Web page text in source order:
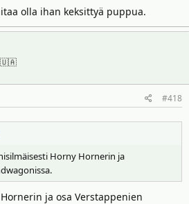
olla ihan keksittyä puppua.
🇺🇦
#418
Horny Hornerin ja
ja osa Verstappenien